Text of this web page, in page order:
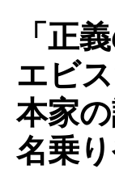
「正
エビ
本家
名乗